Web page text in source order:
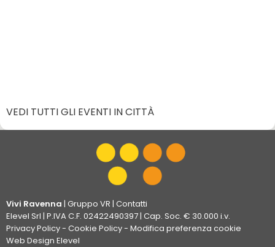
VEDI TUTTI GLI EVENTI IN CITTÀ
Vivi Ravenna | Gruppo VR | Contatti
Elevel Srl | P.IVA C.F. 02422490397 | Cap. Soc. € 30.000 i.v.
Privacy Policy- Cookie Policy- Modifica preferenza cookie
Web Design Elevel